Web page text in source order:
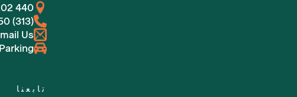
440 Burroughs Street, Detroit, MI 48202
(313) 879-5250
Us!
Parking
تابعنا